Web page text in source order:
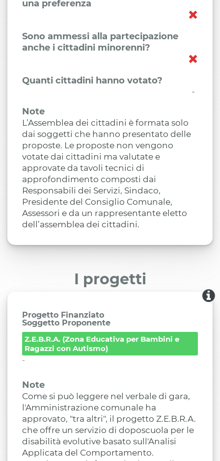
una preferenza
Sono ammessi alla partecipazione
anche i cittadini minorenni?
Quanti cittadini hanno votato?
-
Note
L’Assemblea dei cittadini è formata solo
dai soggetti che hanno presentato delle
proposte. Le proposte non vengono
votate dai cittadini ma valutate e
approvate da tavoli tecnici di
approfondimento composti dai
Responsabili dei Servizi, Sindaco,
Presidente del Consiglio Comunale,
Assessori e da un rappresentante eletto
dell’assemblea dei cittadini.
I progetti
Progetto Finanziato
Soggetto Proponente
Z.E.B.R.A. (Zona Educativa per Bambini e
Ragazzi con Autismo)
-
Note
Come si può leggere nel verbale di gara,
l'Amministrazione comunale ha
approvato, "tra altri", il progetto Z.E.B.R.A.
che offre un servizio di doposcuola per le
disabilità evolutive basato sull'Analisi
Applicata del Comportamento.